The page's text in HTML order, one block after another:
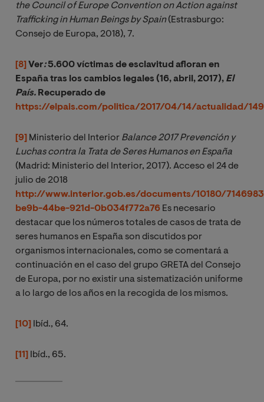
the Council of Europe Convention on Action against
Trafficking in Human Beings by Spain(Estrasburgo:
Consejo de Europa, 2018), 7.
[8] Ver: 5.600 víctimas de esclavitud afloran en
España tras los cambios legales (16, abril, 2017), El
País. Recuperado de
https://elpais.com/politica/2017/04/14/actualidad/
[9] Ministerio del Interior Balance 2017 Prevención y
(Madrid: Ministerio del Interior, 2017). Acceso el 24 de
julio de 2018
http://www.interior.gob.es/documents/10180/
be9b-44be-921d-0b034f772a76 Es necesario
destacar que los números totales de casos de trata de
seres humanos en España son discutidos por
organismos internacionales, como se comentará a
continuación en el caso del grupo GRETA del Consejo
de Europa, por no existir una sistematización uniforme
a lo largo de los años en la recogida de los mismos.
[10] Ibíd., 64.
[11] Ibíd., 65.